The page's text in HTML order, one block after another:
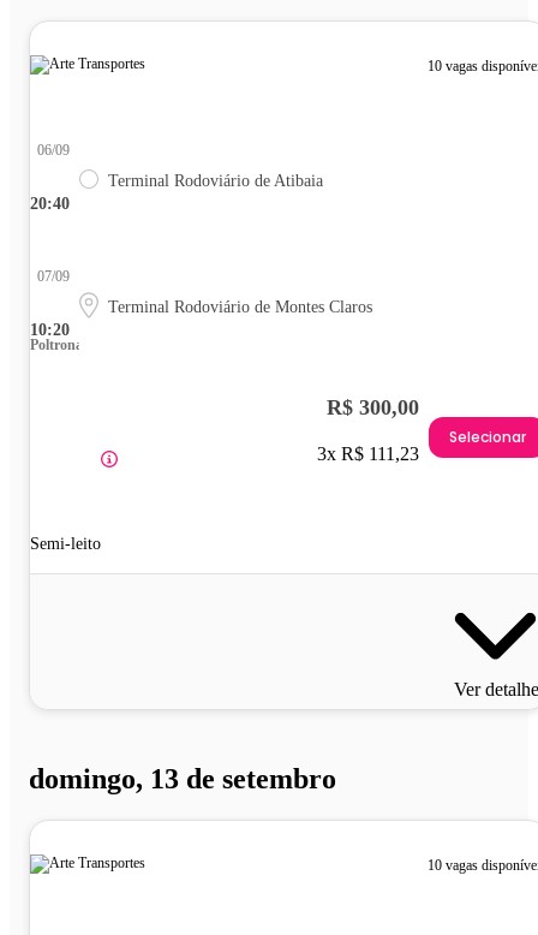
10 vagas
20:40
06/09
Terminal Rodoviário de Atibaia
10:20
07/09
Terminal Rodoviário de Montes Claros
Poltrona
Semi-leito
R$ 300,00
3x R$ 111,23
Selecionar
Ver
domingo, 13 de setembro
10 vagas